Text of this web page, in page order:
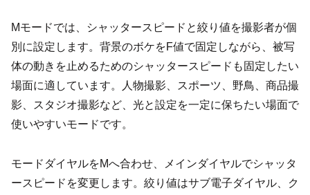
Mモードでは、シャッタースピードと絞り値を撮影者が個
別に設定します。背景のボケをF値で固定しながら、被写
体の動きを止めるためのシャッタースピードも固定したい
場面に適しています。人物撮影、スポーツ、野鳥、商品撮
影、スタジオ撮影など、光と設定を一定に保ちたい場面で
使いやすいモードです。
モードダイヤルをMへ合わせ、メインダイヤルでシャッタ
ースピードを変更します。絞り値はサブ電子ダイヤル、ク